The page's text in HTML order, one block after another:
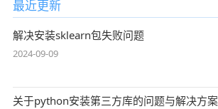
最近更新
解决安装sklearn包失败问题
2024-09-09
关于python安装第三方库的问题与解决方案